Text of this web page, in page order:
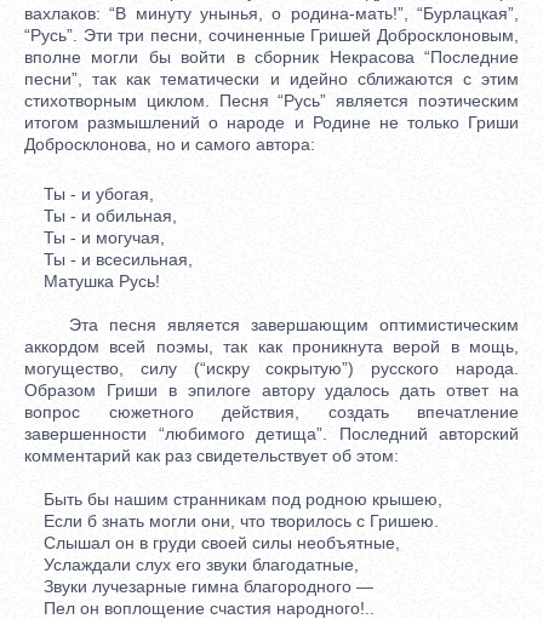
вахлаков: “В минуту унынья, о родина-мать!”, “Бурлацкая”,
“Русь”. Эти три песни, сочиненные Гришей Добросклоновым,
вполне могли бы войти в сборник Некрасова “Последние
песни”, так как тематически и идейно сближаются с этим
стихотворным циклом. Песня “Русь” является поэтическим
итогом размышлений о народе и Родине не только Гриши
Добросклонова, но и самого автора:
Ты - и убогая,
Ты - и обильная,
Ты - и могучая,
Ты - и всесильная,
Матушка Русь!
Эта песня является завершающим оптимистическим
аккордом всей поэмы, так как проникнута верой в мощь,
могущество, силу (“искру сокрытую”) русского народа.
Образом Гриши в эпилоге автору удалось дать ответ на
вопрос сюжетного действия, создать впечатление
завершенности “любимого детища”. Последний авторский
комментарий как раз свидетельствует об этом:
Быть бы нашим странникам под родною крышею,
Если б знать могли они, что творилось с Гришею.
Слышал он в груди своей силы необъятные,
Услаждали слух его звуки благодатные,
Звуки лучезарные гимна благородного —
Пел он воплощение счастия народного!..